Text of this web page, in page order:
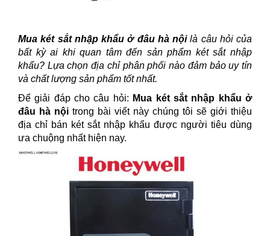
Mua két sắt nhập khẩu ở đâu hà nộilà câu hỏi của
bất kỳ ai khi quan tâm đến sản phẩm két sắt nhập
khẩu? Lựa chọn địa chỉ phân phối nào đảm bảo uy tín
và chất lượng sản phẩm tốt nhất.
Để giải đáp cho câu hỏi: Mua két sắt nhập khẩu ở
đâu hà nội trong bài viết này chúng tôi sẽ giới thiệu
địa chỉ bán két sắt nhập khẩu được người tiêu dùng
ưa chuộng nhất hiện nay.